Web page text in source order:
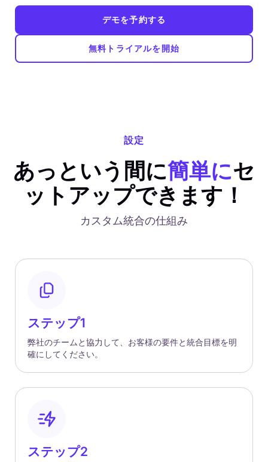
デモを予約する
無料トライアルを開始
設定
あっという間に簡単にセ
ットアップできます！
カスタム統合の仕組み
ステップ1
弊社のチームと協力して、お客様の要件と統合目標を明
確にしてください。
ステップ2